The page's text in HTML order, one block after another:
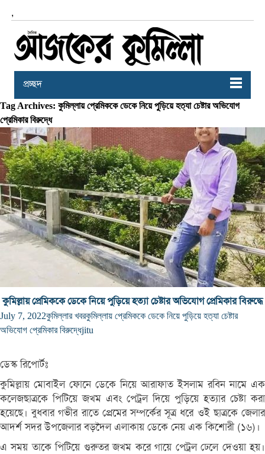
,
প্রচ্ছদ
Tag Archives: কুমিল্লায় প্রেমিককে ডেকে নিয়ে পুড়িয়ে হত্যা চেষ্টার অভিযোগ
প্রেমিকার বিরুদ্ধে
কুমিল্লায় প্রেমিককে ডেকে নিয়ে পুড়িয়ে হত্যা চেষ্টার অভিযোগ প্রেমিকার বিরুদ্ধে
July 7, 2022কুমিল্লার খবরকুমিল্লায় প্রেমিককে ডেকে নিয়ে পুড়িয়ে হত্যা চেষ্টার
অভিযোগ প্রেমিকার বিরুদ্ধেjitu
ডেস্ক রিপোর্টঃ
কুমিল্লায় মোবাইল ফোনে ডেকে নিয়ে আরাফাত ইসলাম রবিন নামে এক
কলেজছাত্রকে পিটিয়ে জখম এবং পেট্রল দিয়ে পুড়িয়ে হত্যার চেষ্টা করা
হয়েছে। বুধবার গভীর রাতে প্রেমের সম্পর্কের সূত্র ধরে ওই ছাত্রকে জেলার
আদর্শ সদর উপজেলার বড়দৈল এলাকায় ডেকে নেয় এক কিশোরী (১৬)।
এ সময় তাকে পিটিয়ে গুরুতর জখম করে গায়ে পেট্রল ঢেলে দেওয়া হয়।